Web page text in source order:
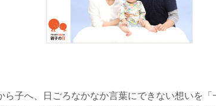
子へ、日ごろなかなか言葉にできない想いを